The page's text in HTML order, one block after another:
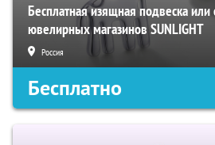
Бесплатная изящная подвеска или
ювелирных магазинов SUNLIGHT
Россия
Бесплатно